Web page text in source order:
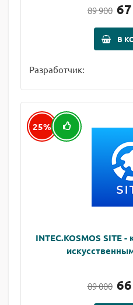
89 900
В
Разработчик:
25%
INTEC.KOSMOS SITE
89 000